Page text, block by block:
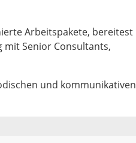
Arbeitspakete, bereitest
Senior Consultants,
und kommunikativen